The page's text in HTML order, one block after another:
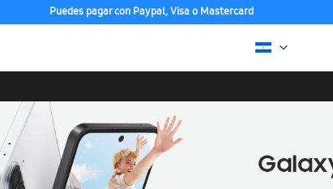
Puedes pagar con Paypal, Visa o Mastercard